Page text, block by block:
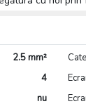
2.5 mm²
4
nu